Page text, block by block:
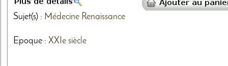
Sujet(s) : Médecine Renaissance
Epoque : XXIe siècle